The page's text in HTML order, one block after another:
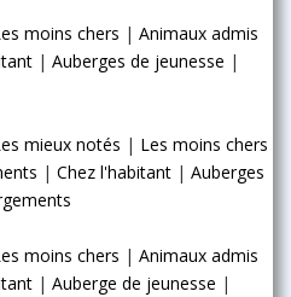
moins chers | Animaux admis
| Auberges de jeunesse |
mieux notés | Les moins chers
| Chez l'habitant | Auberges
moins chers | Animaux admis
| Auberge de jeunesse |